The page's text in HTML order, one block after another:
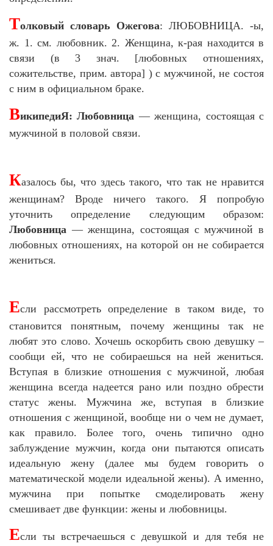
Толковый словарь Ожегова: ЛЮБОВНИЦА. -ы,
ж. 1. см. любовник. 2. Женщина, к-рая находится в
связи (в 3 знач. [любовных отношениях,
сожительстве, прим. автора] ) с мужчиной, не состоя
с ним в официальном браке.
ВикипедиЯ: Любовница — женщина, состоящая с
мужчиной в половой связи.
Казалось бы, что здесь такого, что так не нравится
женщинам? Вроде ничего такого. Я попробую
уточнить определение следующим образом:
Любовница — женщина, состоящая с мужчиной в
любовных отношениях, на которой он не собирается
жениться.
Если рассмотреть определение в таком виде, то
становится понятным, почему женщины так не
любят это слово. Хочешь оскорбить свою девушку –
сообщи ей, что не собираешься на ней жениться.
Вступая в близкие отношения с мужчиной, любая
женщина всегда надеется рано или поздно обрести
статус жены. Мужчина же, вступая в близкие
отношения с женщиной, вообще ни о чем не думает,
как правило. Более того, очень типично одно
заблуждение мужчин, когда они пытаются описать
идеальную жену (далее мы будем говорить о
математической модели идеальной жены). А именно,
мужчина при попытке смоделировать жену
смешивает две функции: жены и любовницы.
Если ты встречаешься с девушкой и для тебя не